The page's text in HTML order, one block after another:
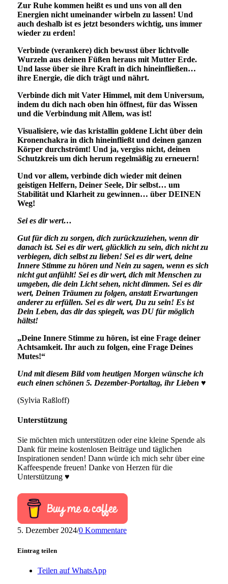
Zur Ruhe kommen heißt es und uns von all den
Energien nicht umeinander wirbeln zu lassen! Und
auch deshalb ist es jetzt besonders wichtig, uns immer
wieder zu erden!
Verbinde (verankere) dich bewusst über lichtvolle
Wurzeln aus deinen Füßen heraus mit Mutter Erde.
Und lasse über sie ihre Kraft in dich hineinfließen…
ihre Energie, die dich trägt und nährt.
Verbinde dich mit Vater Himmel, mit dem Universum,
indem du dich nach oben hin öffnest, für das Wissen
und die Verbindung mit Allem, was ist!
Visualisiere, wie das kristallin goldene Licht über dein
Kronenchakra in dich hineinfließt und deinen ganzen
Körper durchströmt! Und ja, vergiss nicht, deinen
Schutzkreis um dich herum regelmäßig zu erneuern!
Und vor allem, verbinde dich wieder mit deinen
geistigen Helfern, Deiner Seele, Dir selbst… um
Stabilität und Klarheit zu gewinnen… über DEINEN
Weg!
Sei es dir wert…
Gut für dich zu sorgen, dich zurückzuziehen, wenn dir
danach ist. Sei es dir wert, glücklich zu sein, dich nicht zu
verbiegen, dich selbst zu lieben! Sei es dir wert, deine
Innere Stimme zu hören und Nein zu sagen, wenn es sich
nicht gut anfühlt! Sei es dir wert, dich mit Menschen zu
umgeben, die dein Licht sehen, nicht dimmen. Sei es dir
wert, Deinen Träumen zu folgen, anstatt Erwartungen
anderer zu erfüllen. Sei es dir wert, Du zu sein! Es ist
Dein Leben, das dir das spiegelt, was DU für möglich
hältst!
„Deine Innere Stimme zu hören, ist eine Frage deiner
Achtsamkeit. Ihr auch zu folgen, eine Frage Deines
Mutes!“
Und mit diesem Bild vom heutigen Morgen wünsche ich
euch einen schönen 5. Dezember-Portaltag, ihr Lieben ♥
(Sylvia Raßloff)
Unterstützung
Sie möchten mich unterstützen oder eine kleine Spende als
Dank für meine kostenlosen Beiträge und täglichen
Inspirationen senden! Dann würde ich mich sehr über eine
Kaffeespende freuen! Danke von Herzen für die
Unterstützung ♥
5. Dezember 2024/0 Kommentare
Eintrag teilen
Teilen auf WhatsApp